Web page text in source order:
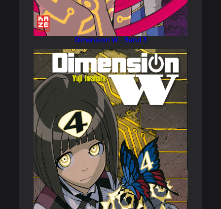
Dimension W – Band 3